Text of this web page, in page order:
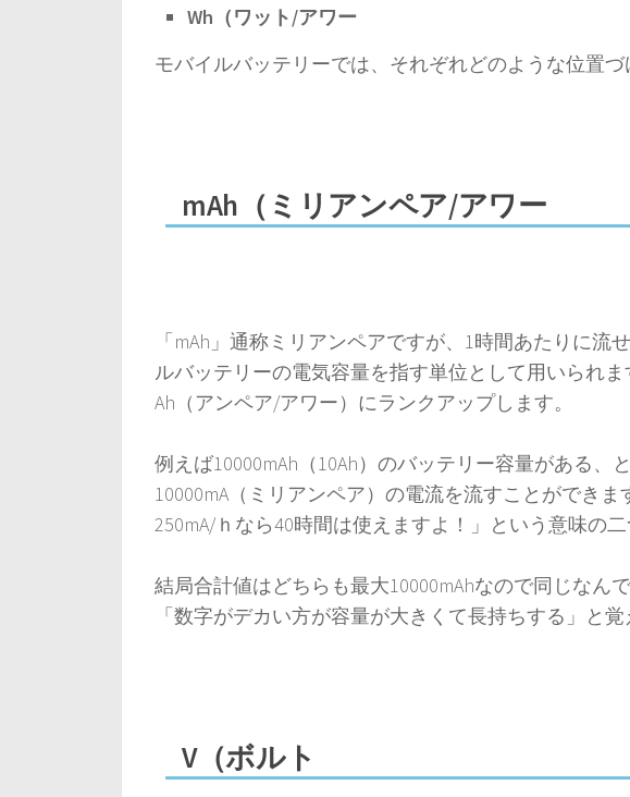
Wh（ワット/アワー
モバイルバッテリーでは、それぞれどのような位置
mAh（ミリアンペア/アワー
「mAh」通称ミリアンペアですが、1時間あたりに流
ルバッテリーの電気容量を指す単位として用いられま
Ah（アンペア/アワー）にランクアップします。
例えば10000mAh（10Ah）のバッテリー容量がある、
10000mA（ミリアンペア）の電流を流すことができ
250mA/ｈなら40時間は使えますよ！」という意味の二
結局合計値はどちらも最大10000mAhなので同じなん
「数字がデカい方が容量が大きくて長持ちする」と覚
V（ボルト